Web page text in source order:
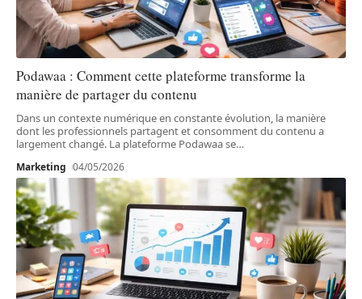
Podawaa : Comment cette plateforme transforme la
manière de partager du contenu
Dans un contexte numérique en constante évolution, la manière
dont les professionnels partagent et consomment du contenu a
largement changé. La plateforme Podawaa se…
Marketing 04/05/2026